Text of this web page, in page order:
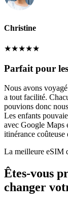
Christine
★★★★★
Parfait pour
Nous avons
a tout facilité.
pouvions donc
Les enfants
avec Google Maps
itinérance
La meilleure eSIM
Êtes-vous
changer